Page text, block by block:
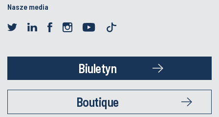
Nasze media
Biuletyn
Boutique